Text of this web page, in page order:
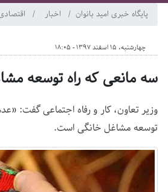
پایگاه خبری امید بانوان اخبار
چهارشنبه، 15 اسفند 1397 - 18:05
سه مانعی که راه توسعه
وزیر تعاون، کار و رفاه اجتماعی گفت:
توسعه مشاغل خانگی است.